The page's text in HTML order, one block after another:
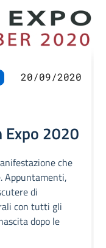
20/09/2020
Expo 2020
che
Appuntamenti,
di
con tutti gli
dopo le